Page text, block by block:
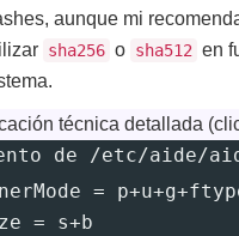
aunque mi
sha256 o sha512 en
técnica detallada
de /etc/aide/
= p+u+g+
= s+ b